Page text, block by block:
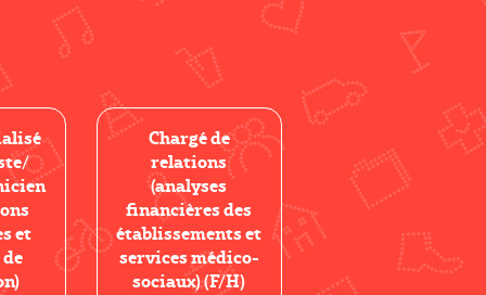
et
Chargé de
relations
(analyses
financières des
établissements et
services médico-
sociaux) (F/H)